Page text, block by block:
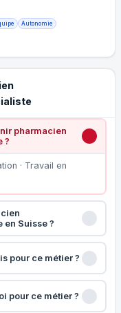
Autonomie
pharmacien
?
· Travail en
Suisse ?
pour ce métier ?
pour ce métier ?